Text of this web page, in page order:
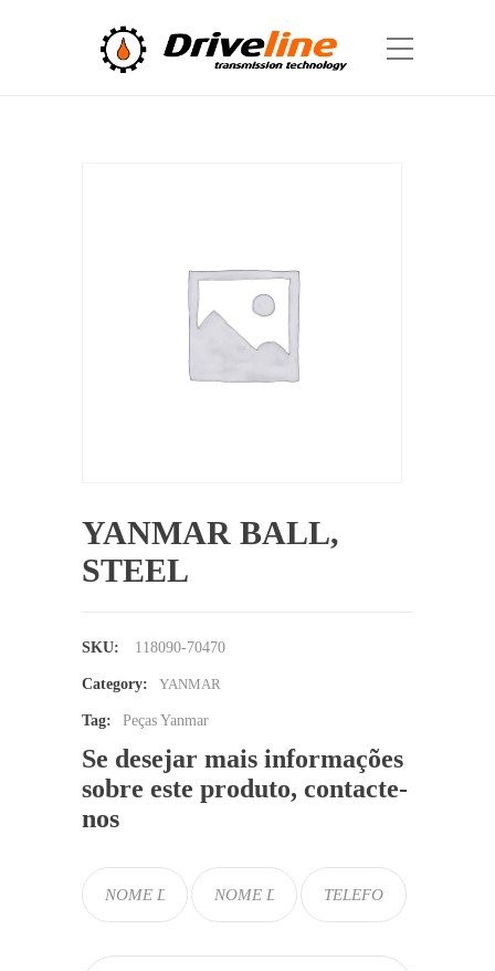
YANMAR BALL,
STEEL
SKU: 118090-70470
Category: YANMAR
Tag: Peças Yanmar
Se desejar mais informações
sobre este produto, contacte-
nos